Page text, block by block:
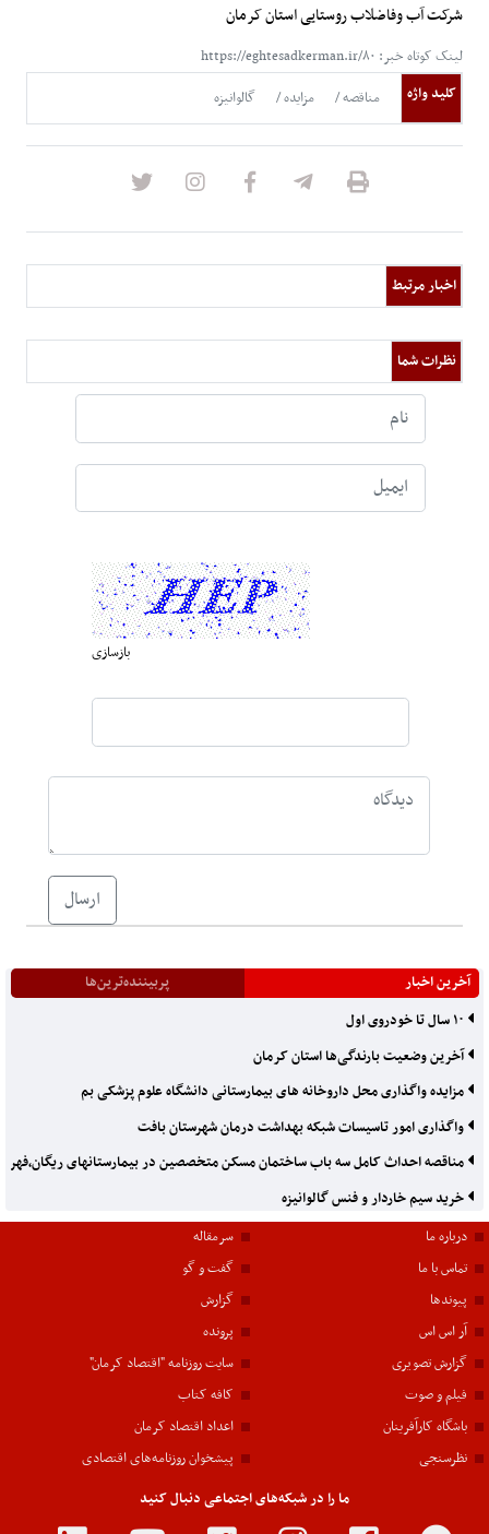
شرکت آب وفاضلاب روستایی استان کرمان
لینک کوتاه خبر: https://eghtesadkerman.ir/۸۰
کلید واژه
مناقصه مزایده گالوانیزه
اخبار مرتبط
نظرات شما
بازسازی
ارسال
آخرین اخبار
پربیننده‌ترین‌ها
آخرین وضعیت بارندگی‌ها استان کرمان
مزایده واگذاری محل داروخانه های بیمارستانی دانشگاه علوم پزشکی بم
واگذاری امور تاسیسات شبکه بهداشت درمان شهرستان بافت
مناقصه احداث کامل سه باب ساختمان مسکن متخصصین در بیمارستانهای ریگان٬فهرج٬نرماشیردانشگاه علوم پزشکی بم
خرید سیم خاردار و فنس گالوانیزه
درباره ما
تماس با ما
پیوندها
آر اس اس
سرمقاله
گفت و گو
گزارش
پرونده
گزارش تصویری
فیلم و صوت
باشگاه کارآفرینان
نظرسنجی
سایت روزنامه "اقتصاد کرمان"
کافه کتاب
اعداد اقتصاد کرمان
پیشخوان روزنامه‌های اقتصادی
ما را در شبکه‌های اجتماعی دنبال کنید